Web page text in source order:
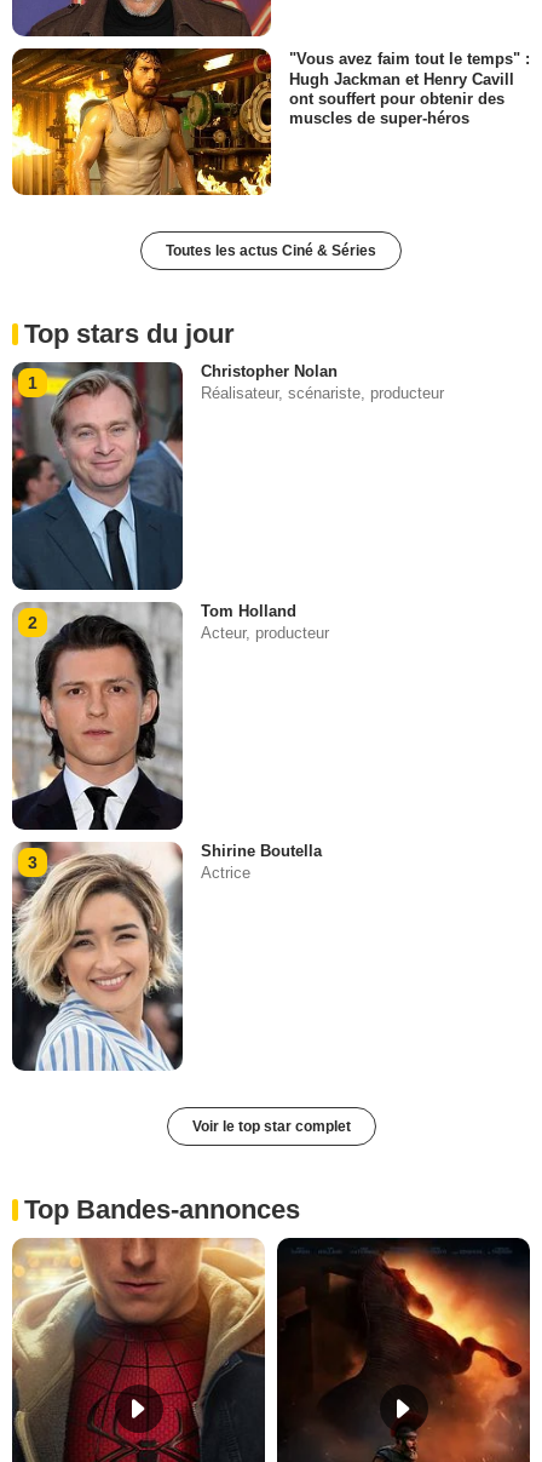
"Vous avez faim tout le temps" :
Hugh Jackman et Henry Cavill
ont souffert pour obtenir des
muscles de super-héros
Toutes les actus Ciné & Séries
Top stars du jour
1
Christopher Nolan
Réalisateur, scénariste, producteur
2
Tom Holland
Acteur, producteur
3
Shirine Boutella
Actrice
Voir le top star complet
Top Bandes-annonces